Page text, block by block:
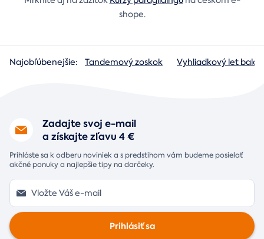
shope.
Najobľúbenejšie: Tandemový zoskok Vyhliadkový let
Zadajte svoj e-mail
a získajte zľavu 4 €
Prihláste sa k odberu noviniek a s predstihom vám budeme posielať
akčné ponuky a najlepšie tipy na darčeky.
Prihlásiť sa